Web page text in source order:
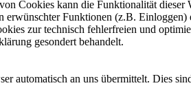
Cookies kann die Funktionalität dieser
Funktionen (z.B.
zur technisch fehlerfreien und
gesondert behandelt.
automatisch an uns übermittelt. Dies